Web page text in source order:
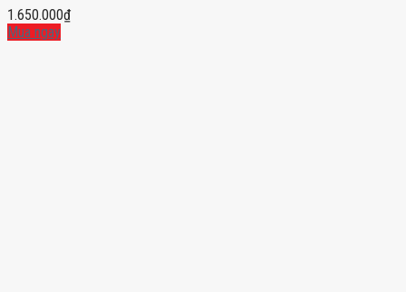
1.650.000₫
Mua ngay